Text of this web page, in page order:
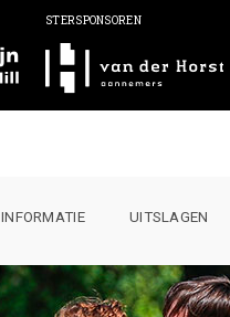
STERSPONSOREN
INFORMATIE UITSLAGEN